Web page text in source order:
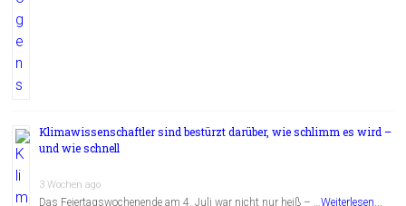
Klimawissenschaftler sind bestürzt darüber, wie schlimm es wird –
und wie schnell
3 Wochen ago
Das Feiertagswochenende am 4. Juli war nicht nur heiß – …Weiterlesen...